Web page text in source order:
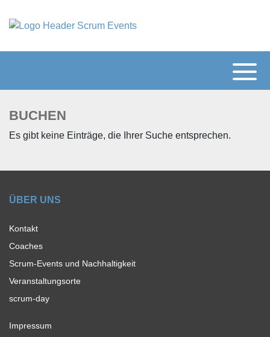
BUCHEN
Es gibt keine Einträge, die Ihrer Suche entsprechen.
ÜBER UNS
Kontakt
Coaches
Scrum-Events und Nachhaltigkeit
Veranstaltungsorte
scrum-day
Impressum